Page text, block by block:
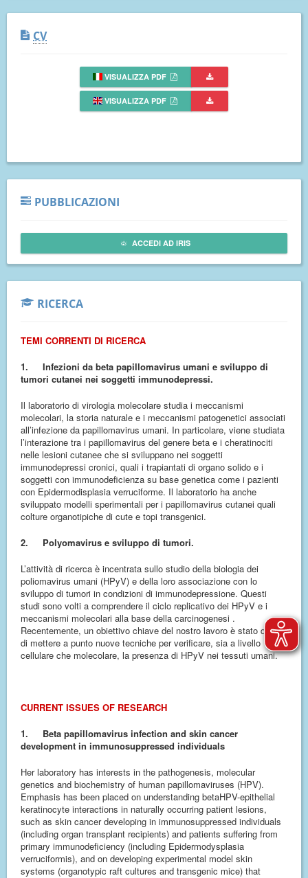
CV
VISUALIZZA PDF
VISUALIZZA PDF
PUBBLICAZIONI
ACCEDI AD IRIS
RICERCA
TEMI CORRENTI DI RICERCA
1.
Infezioni da beta papillomavirus umani e sviluppo di
tumori cutanei nei soggetti immunodepressi.
Il laboratorio di virologia molecolare studia i meccanismi
molecolari, la storia naturale e i meccanismi patogenetici associati
all’infezione da papillomavirus umani. In particolare, viene studiata
l’interazione tra i papillomavirus del genere beta e i cheratinociti
nelle lesioni cutanee che si sviluppano nei soggetti
immunodepressi cronici, quali i trapiantati di organo solido e i
soggetti con immunodeficienza su base genetica come i pazienti
con Epidermodisplasia verruciforme. Il laboratorio ha anche
sviluppato modelli sperimentali per i papillomavirus cutanei quali
colture organotipiche di cute e topi transgenici.
2.
Polyomavirus e sviluppo di tumori.
L’attività di ricerca è incentrata sullo studio della biologia dei
poliomavirus umani (HPyV) e della loro associazione con lo
sviluppo di tumori in condizioni di immunodepressione. Questi
studi sono volti a comprendere il ciclo replicativo dei HPyV e i
meccanismi molecolari alla base della carcinogenesi .
Recentemente, un obiettivo chiave del nostro lavoro è stato quello
di mettere a punto nuove tecniche per verificare, sia a livello
cellulare che molecolare, la presenza di HPyV nei tessuti umani.
CURRENT ISSUES OF RESEARCH
1.
Beta papillomavirus infection and skin cancer
development in immunosuppressed individuals
Her laboratory has interests in the pathogenesis, molecular
genetics and biochemistry of human papillomaviruses (HPV).
Emphasis has been placed on understanding betaHPV-epithelial
keratinocyte interactions in naturally occurring patient lesions,
such as skin cancer developing in immunosuppressed individuals
(including organ transplant recipients) and patients suffering from
primary immunodeficiency (including Epidermodysplasia
verruciformis), and on developing experimental model skin
systems (organotypic raft cultures and transgenic mice) that